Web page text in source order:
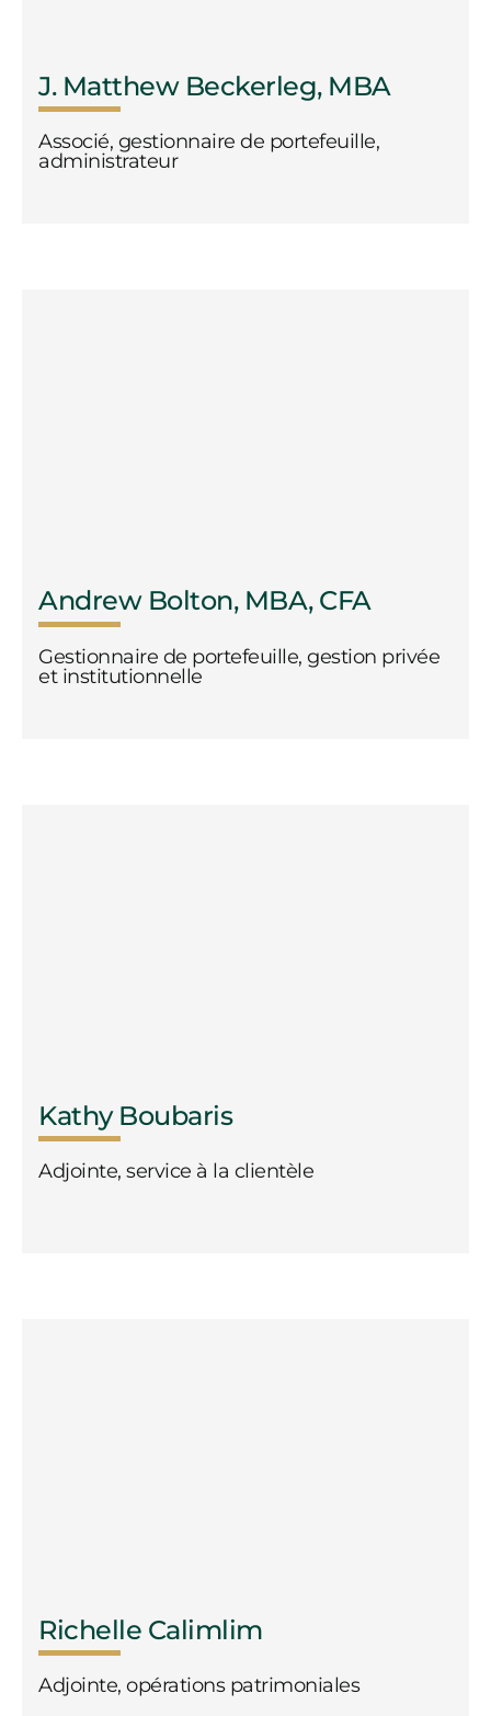
J. Matthew Beckerleg, MBA
Associé, gestionnaire de portefeuille,
administrateur
Andrew Bolton, MBA, CFA
Gestionnaire de portefeuille, gestion privée
et institutionnelle
Kathy Boubaris
Adjointe, service à la clientèle
Richelle Calimlim
Adjointe, opérations patrimoniales